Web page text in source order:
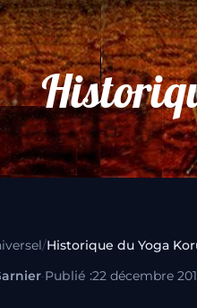
/
·Publié :22 décembre